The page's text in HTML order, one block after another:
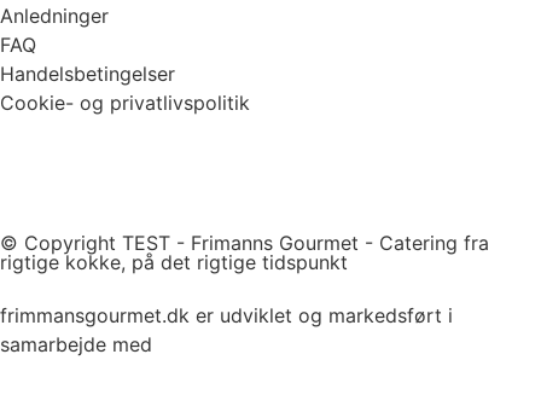
Anledninger
FAQ
Handelsbetingelser
Cookie- og privatlivspolitik
© Copyright TEST - Frimanns Gourmet - Catering fra
rigtige kokke, på det rigtige tidspunkt
frimmansgourmet.dk er udviklet og markedsført i
samarbejde med